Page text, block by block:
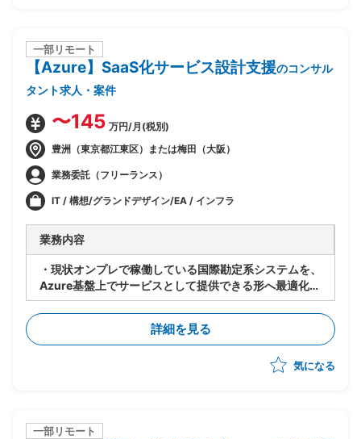
一部リモート
【Azure】SaaS化サービス設計支援のコンサル
タント求人・案件
〜145 万円/月(税別)
豊洲（東京都江東区）または梅田（大阪）
業務委託（フリーランス）
IT / 構想/グランドデザイン/EA / インフラ
業務内容
・現状オンプレで稼働している国際勘定系システムを、
Azure基盤上でサービスとして提供できる形へ最適化す
るPJ
・既存アーキテクチャ(Windows Server等)は維持しつ
つ、Azure基盤への移行・SaaS化を推進
・企画構想フェーズは完了済み、今後設計フェーズの予
成・サービス設計を実施
詳細を見る
気になる
一部リモート